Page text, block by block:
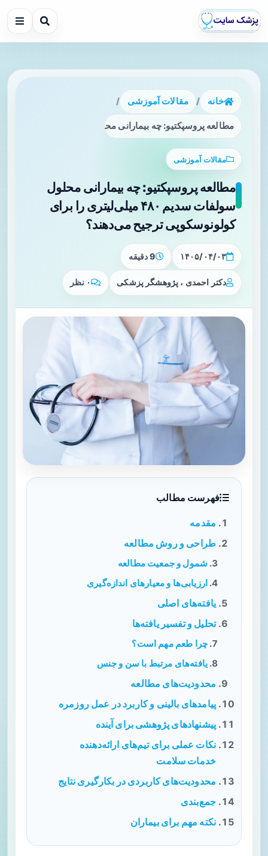
خانه / مقالات آموزشی /
مطالعه پروسپکتیو: چه بیمارانی محلول سولفات سدیم ۴۸۰ میلی‌لیتری را برای کولونوسکوپی ترجیح می‌دهند؟
مقالات آموزشی
مطالعه پروسپکتیو: چه بیمارانی محلول
سولفات سدیم ۴۸۰ میلی‌لیتری را برای
کولونوسکوپی ترجیح می‌دهند؟
۱۴۰۵/۰۴/۰۳ 9 دقیقه
دکتر احمدی ، پژوهشگر پزشکی ۰ نظر
فهرست مطالب
مقدمه
طراحی و روش مطالعه
شمول و جمعیت مطالعه
ارزیابی‌ها و معیارهای اندازه‌گیری
یافته‌های اصلی
تحلیل و تفسیر یافته‌ها
چرا طعم مهم است؟
یافته‌های مرتبط با سن و جنس
محدودیت‌های مطالعه
پیامدهای بالینی و کاربرد در عمل روزمره
پیشنهادهای پژوهشی برای آینده
نکات عملی برای تیم‌های ارائه‌دهنده
خدمات سلامت
محدودیت‌های کاربردی در بکارگیری نتایج
جمع‌بندی
نکته مهم برای بیماران